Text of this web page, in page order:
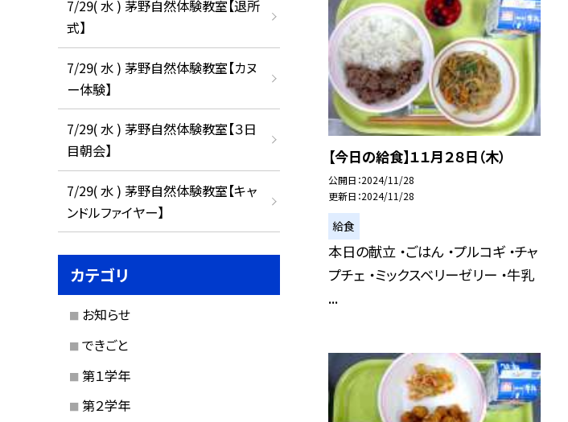
【今日の給食】１１月２８日（木）
公開日 2024/11/28
更新日 2024/11/28
給食
本日の献立 ・ごはん ・プルコギ ・チャ
プチェ ・ミックスベリーゼリー ・牛乳
...
7/29( 水 ) 茅野自然体験教室【退所
式】
7/29( 水 ) 茅野自然体験教室【カヌ
ー体験】
7/29( 水 ) 茅野自然体験教室【３日
目朝会】
7/29( 水 ) 茅野自然体験教室【キャ
ンドルファイヤー】
カテゴリ
お知らせ
できごと
第１学年
第２学年